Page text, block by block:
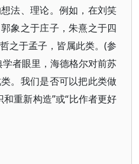
法、理论。例如，在刘笑
象之于庄子，朱熹之于四
之于孟子，皆属此类。(参
者眼里，海德格尔对前苏
。我们是否可以把此类做
重新构造”或“比作者更好